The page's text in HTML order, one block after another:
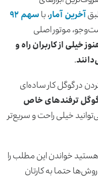
آخرین آمار، با
سهم ۹۲
موتور اصلی
خیلی از کاربران راه و
.
در گوگل کار ساده‌ای
ترفندهای خاص
خیلی راحت و سریع‌تر
خواندن این مطلب را
حتما به کارتان